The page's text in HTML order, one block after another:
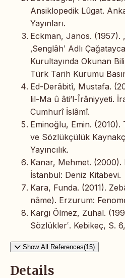
Ansiklopedik Lûgat.
Yayınları.
Eckman, Janos. (1957).
‚Senglâh‛ Adlı
Kurultayında Okunan
Türk Tarih Kurumu
Ed-Derâbitî, Mustafa.
lil-Ma û âti’l-Îrâniyyeti.
Cumhurî İslâmî.
Eminoğlu, Emin.
ve Sözlükçülük
Yayıncılık.
Kanar, Mehmet.
İstanbul: Deniz Kitabevi.
Kara, Funda. (2011).
nâme). Erzurum:
Kargı Ölmez, Zuhal.
Sözlükler‛. Kebikeç, S.
Show All References(15)
Details